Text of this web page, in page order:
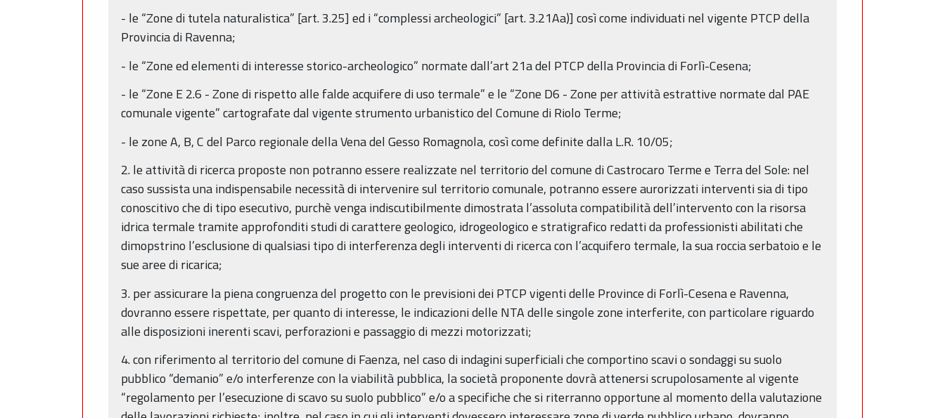
- le “Zone di tutela naturalistica” [art. 3.25] ed i “complessi archeologici” [art. 3.21Aa)] così come individuati nel vigente PTCP della
Provincia di Ravenna;
- le “Zone ed elementi di interesse storico-archeologico” normate dall’art 21a del PTCP della Provincia di Forlì-Cesena;
- le “Zone E 2.6 - Zone di rispetto alle falde acquifere di uso termale” e le “Zone D6 - Zone per attività estrattive normate dal PAE
comunale vigente” cartografate dal vigente strumento urbanistico del Comune di Riolo Terme;
- le zone A, B, C del Parco regionale della Vena del Gesso Romagnola, così come definite dalla L.R. 10/05;
2. le attività di ricerca proposte non potranno essere realizzate nel territorio del comune di Castrocaro Terme e Terra del Sole: nel
caso sussista una indispensabile necessità di intervenire sul territorio comunale, potranno essere aurorizzati interventi sia di tipo
conoscitivo che di tipo esecutivo, purchè venga indiscutibilmente dimostrata l’assoluta compatibilità dell’intervento con la risorsa
idrica termale tramite approfonditi studi di carattere geologico, idrogeologico e stratigrafico redatti da professionisti abilitati che
dimopstrino l’esclusione di qualsiasi tipo di interferenza degli interventi di ricerca con l’acquifero termale, la sua roccia serbatoio e le
sue aree di ricarica;
3. per assicurare la piena congruenza del progetto con le previsioni dei PTCP vigenti delle Province di Forlì-Cesena e Ravenna,
dovranno essere rispettate, per quanto di interesse, le indicazioni delle NTA delle singole zone interferite, con particolare riguardo
alle disposizioni inerenti scavi, perforazioni e passaggio di mezzi motorizzati;
4. con riferimento al territorio del comune di Faenza, nel caso di indagini superficiali che comportino scavi o sondaggi su suolo
pubblico “demanio” e/o interferenze con la viabilità pubblica, la società proponente dovrà attenersi scrupolosamente al vigente
“regolamento per l’esecuzione di scavo su suolo pubblico” e/o a specifiche che si riterranno opportune al momento della valutazione